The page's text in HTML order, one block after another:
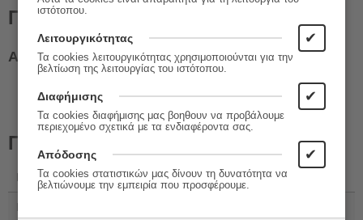
Περιγραφή
Από τον κατακερματισμό στην ενότητα
Πληροφορίες
Εκδόσεις: Οδός Πανός
ISBN 13:
ιστότοπου.
Λειτουργικότητας ✔
Τα cookies λειτουργικότητας χρησιμοποιούνται για την
βελτίωση της λειτουργίας του ιστότοπου.
Διαφήμισης ✔
Τα cookies διαφήμισης μας βοηθουν να προβάλουμε
περιεχομένο σχετικά με τα ενδιαφέροντα σας.
Απόδοσης ✔
Τα cookies στατιστικών μας δίνουν τη δυνατότητα να
βελτιώνουμε την εμπειρία που προσφέρουμε.